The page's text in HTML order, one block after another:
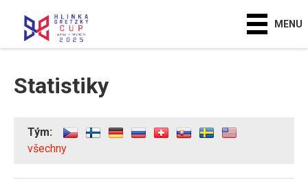
MENU
Statistiky
Tým:
všechny